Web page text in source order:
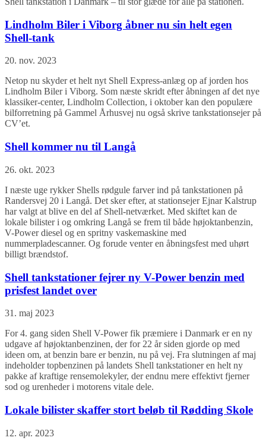
Lindholm Biler i Viborg åbner nu sin helt egen
Shell-tank
20. nov. 2023
Netop nu skyder et helt nyt Shell Express-anlæg op af jorden hos
Lindholm Biler i Viborg. Som næste skridt efter åbningen af det nye
klassiker-center, Lindholm Collection, i oktober kan den populære
bilforretning på Gammel Århusvej nu også skrive tankstationsejer på
CV’et.
Shell kommer nu til Langå
26. okt. 2023
I næste uge rykker Shells rødgule farver ind på tankstationen på
Randersvej 20 i Langå. Det sker efter, at stationsejer Ejnar Kalstrup
har valgt at blive en del af Shell-netværket. Med skiftet kan de
lokale bilister i og omkring Langå se frem til både højoktanbenzin,
V-Power diesel og en spritny vaskemaskine med
nummerpladescanner. Og forude venter en åbningsfest med uhørt
billigt brændstof.
Shell tankstationer fejrer ny V-Power benzin med
prisfest landet over
31. maj 2023
For 4. gang siden Shell V-Power fik præmiere i Danmark er en ny
udgave af højoktanbenzinen, der for 22 år siden gjorde op med
ideen om, at benzin bare er benzin, nu på vej. Fra slutningen af maj
indeholder topbenzinen på landets Shell tankstationer en helt ny
pakke af kraftige rensemolekyler, der endnu mere effektivt fjerner
sod og urenheder i motorens vitale dele.
Lokale bilister skaffer stort beløb til Rødding Skole
12. apr. 2023